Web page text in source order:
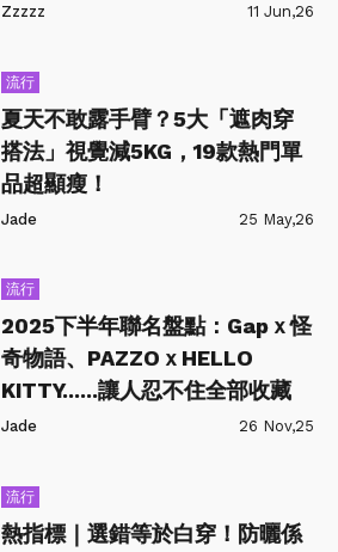
Zzzzz 11 Jun,26
流行
夏天不敢露手臂？5大「遮肉穿
搭法」視覺減5KG，19款熱門單
品超顯瘦！
Jade 25 May,26
流行
2025下半年聯名盤點：Gapｘ怪
奇物語、PAZZOｘHELLO
KITTY......讓人忍不住全部收藏
Jade 26 Nov,25
流行
熱指標｜選錯等於白穿！防曬係